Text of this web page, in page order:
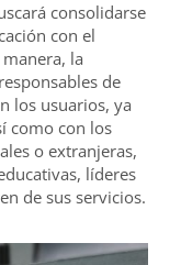
consolidarse
con el
la
de
los usuarios, ya
como con los
o extranjeras,
líderes
de sus servicios.